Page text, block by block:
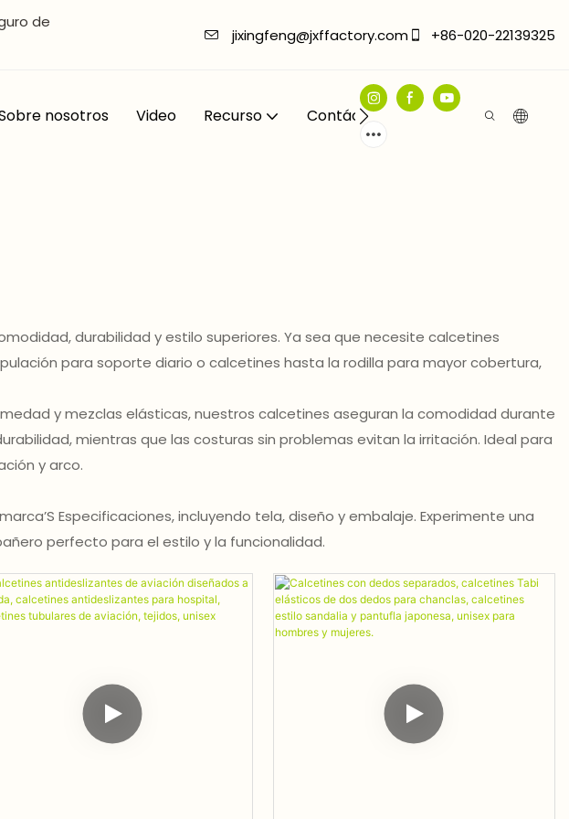
de
jixingfeng@jxffactory.com +86-020-22139325
nosotros Video Recurso Contáctenos
durabilidad y estilo superiores. Ya sea que necesite calcetines
para soporte diario o calcetines hasta la rodilla para mayor cobertura,
y mezclas elásticas, nuestros calcetines aseguran la comodidad durante
mientras que las costuras sin problemas evitan la irritación. Ideal para
y arco.
Especificaciones, incluyendo tela, diseño y embalaje. Experimente una
perfecto para el estilo y la funcionalidad.